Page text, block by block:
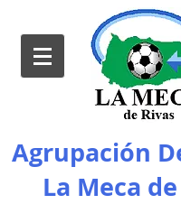
Agrupación
La Meca